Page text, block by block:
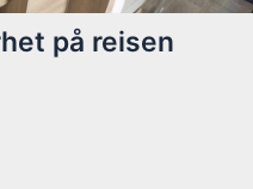
på reisen